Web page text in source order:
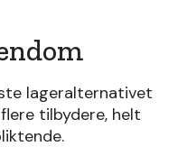
lageralternativet
tilbydere, helt